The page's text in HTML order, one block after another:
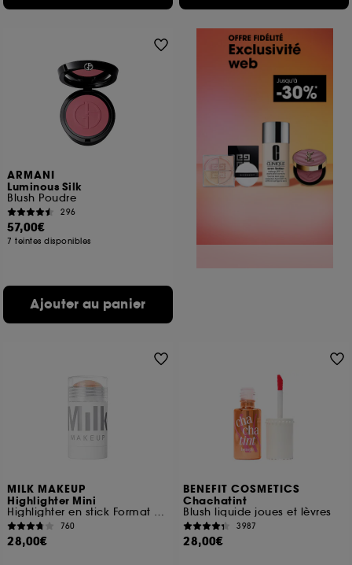
ARMANI
Luminous Silk
Blush Poudre
296
57,00€
7 teintes disponibles
Ajouter au panier
MILK MAKEUP
Highlighter Mini
Highlighter en stick Format voyage
760
28,00€
BENEFIT COSMETICS
Chachatint
Blush liquide joues et lèvres
3987
28,00€